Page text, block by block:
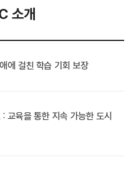
소개
에 걸친 학습 기회 보장
: 교육을 통한 지속 가능한 도시